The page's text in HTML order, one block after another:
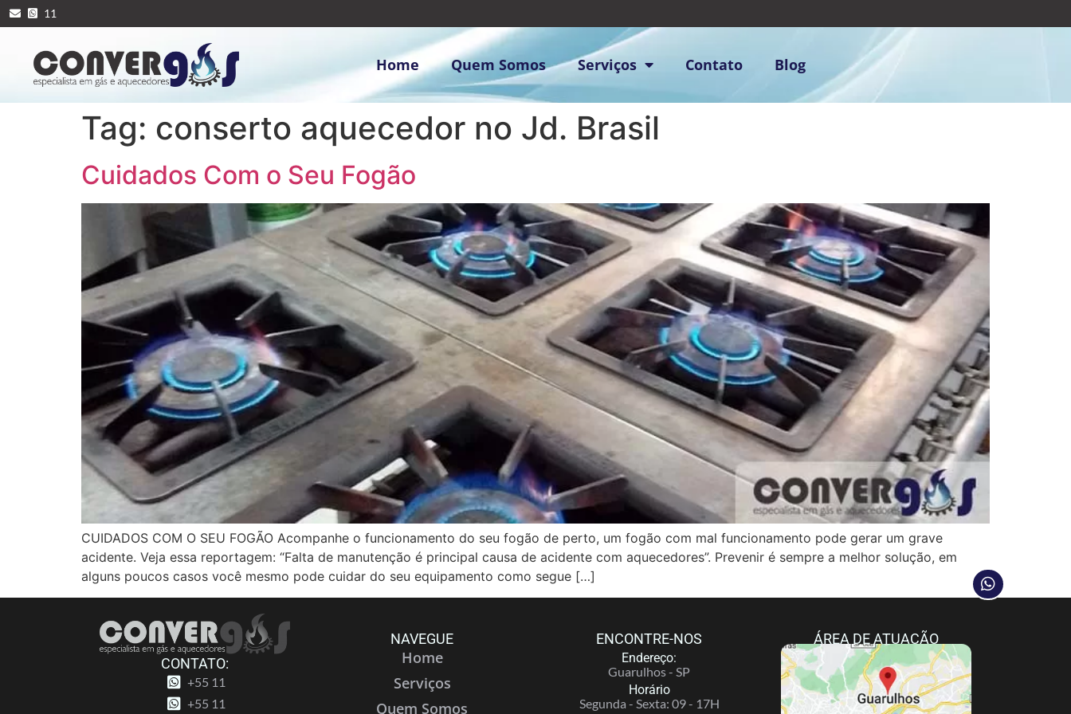
11
Home Quem Somos Serviços Contato Blog
Tag: conserto aquecedor no Jd. Brasil
Cuidados Com o Seu Fogão
CUIDADOS COM O SEU FOGÃO Acompanhe o funcionamento do seu fogão de perto, um fogão com mal funcionamento pode gerar um grave
acidente. Veja essa reportagem: “Falta de manutenção é principal causa de acidente com aquecedores”. Prevenir é sempre a melhor solução, em
alguns poucos casos você mesmo pode cuidar do seu equipamento como segue […]
CONTATO:
+55 11
+55 11
NAVEGUE
Home
Serviços
Quem Somos
ENCONTRE-NOS
Endereço:
Guarulhos - SP
Horário
Segunda - Sexta: 09 - 17H
ÁREA DE ATUAÇÃO